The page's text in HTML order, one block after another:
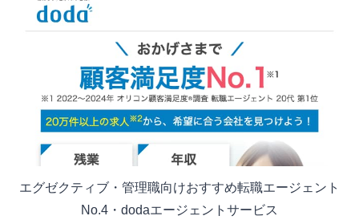
エグゼクティブ・管理職向けおすすめ転職エージェント
No.4・dodaエージェントサービス